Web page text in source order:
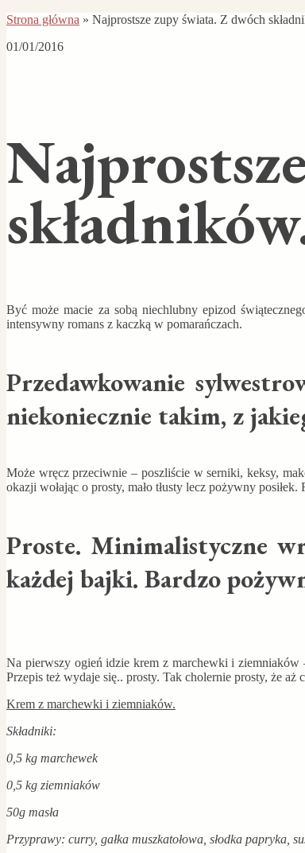
Strona główna » Najprostsze zupy świata. Z dwóch
01/01/2016
Być może macie za sobą niechlubny epizod
intensywny romans z kaczką w pomarańczach.
Przedawkowanie
niekoniecznie takim, z
Może wręcz przeciwnie – poszliście w serniki, keksy,
okazji wołając o prosty, mało tłusty lecz pożywny
Proste. Minimalistyczne
każdej bajki. Bardzo
Na pierwszy ogień idzie krem z marchewki i ziemniaków
Przepis też wydaje się.. prosty. Tak cholernie prosty, że aż
Krem z marchewki i ziemniaków.
Składniki:
0,5 kg marchewek
0,5 kg ziemniaków
50g masła
Przyprawy: curry, gałka muszkatołowa, słodka papryka,